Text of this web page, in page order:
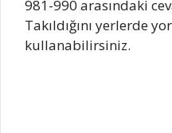
981-990 arasındaki
Takıldığını yerlerde
kullanabilirsiniz.